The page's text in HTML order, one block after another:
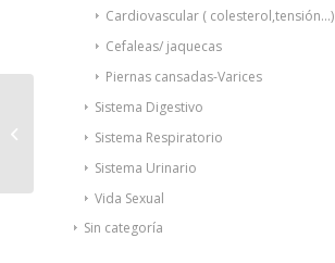
Cardiovascular ( colesterol,tensión...)
Cefaleas/ jaquecas
Piernas cansadas-Varices
Sistema Digestivo
Sistema Respiratorio
Sistema Urinario
Vida Sexual
Sin categoría
Interapothek
desodorante spray